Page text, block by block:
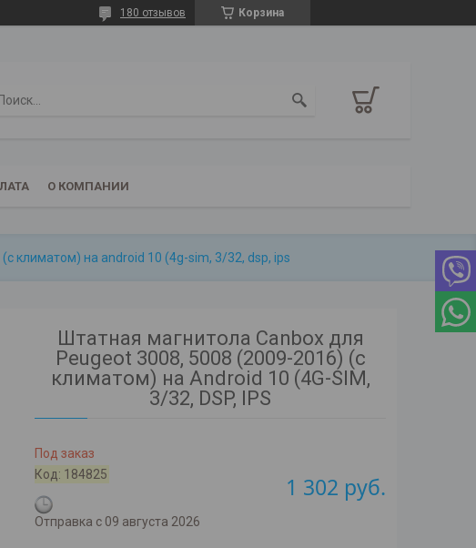
Корзина
180 отзывов
О КОМПАНИИ
климатом) на android 10 (4g-sim, 3/32, dsp, ips
Штатная магнитола Canbox для
Peugeot 3008, 5008 (2009-2016) (с
климатом) на Android 10 (4G-SIM,
3/32, DSP, IPS
Под заказ
Код: 184825
Отправка с 09 августа 2026
1 302 руб.